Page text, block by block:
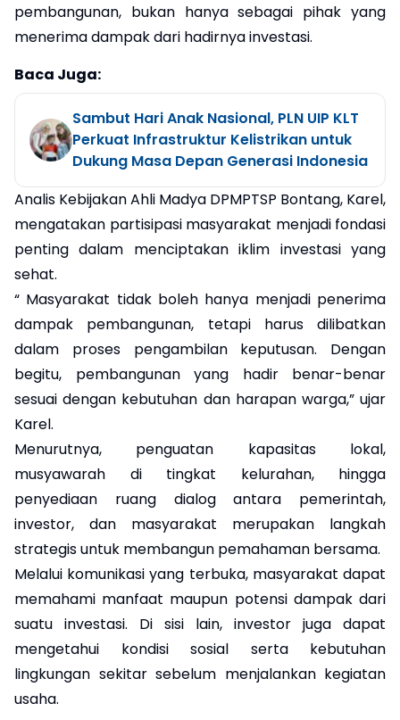
pembangunan, bukan hanya sebagai pihak yang
menerima dampak dari hadirnya investasi.
Baca Juga:
Sambut Hari Anak Nasional, PLN UIP KLT
Perkuat Infrastruktur Kelistrikan untuk
Dukung Masa Depan Generasi Indonesia
Analis Kebijakan Ahli Madya DPMPTSP Bontang, Karel,
mengatakan partisipasi masyarakat menjadi fondasi
penting dalam menciptakan iklim investasi yang
sehat.
“ Masyarakat tidak boleh hanya menjadi penerima
dampak pembangunan, tetapi harus dilibatkan
dalam proses pengambilan keputusan. Dengan
begitu, pembangunan yang hadir benar-benar
sesuai dengan kebutuhan dan harapan warga,” ujar
Karel.
Menurutnya, penguatan kapasitas lokal,
musyawarah di tingkat kelurahan, hingga
penyediaan ruang dialog antara pemerintah,
investor, dan masyarakat merupakan langkah
strategis untuk membangun pemahaman bersama.
Melalui komunikasi yang terbuka, masyarakat dapat
memahami manfaat maupun potensi dampak dari
suatu investasi. Di sisi lain, investor juga dapat
mengetahui kondisi sosial serta kebutuhan
lingkungan sekitar sebelum menjalankan kegiatan
usaha.